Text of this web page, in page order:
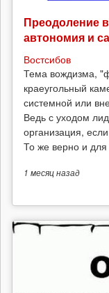
Преодоление
автономия и
Востсибов
Тема вождизма,
краеугольный
системной или
Ведь с уходом
организация,
То же верно и
1 месяцназад